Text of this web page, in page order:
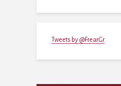
Tweets by @FrearGr